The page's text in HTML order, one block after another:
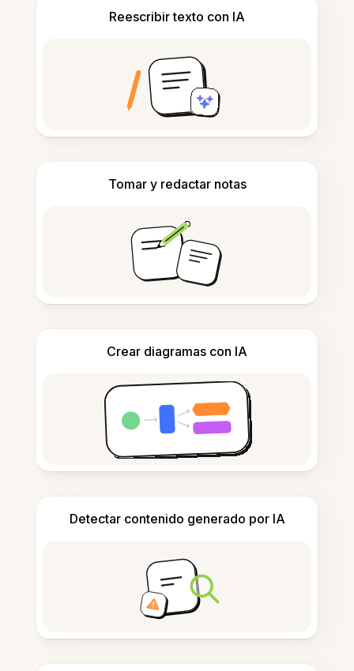
Reescribir texto con IA
Tomar y redactar notas
Crear diagramas con IA
Detectar contenido generado por IA